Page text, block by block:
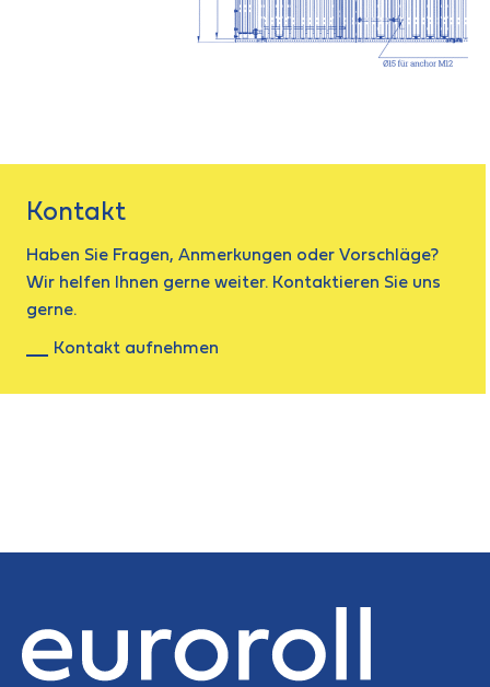
Kontakt
Haben Sie Fragen, Anmerkungen oder Vorschläge?
Wir helfen Ihnen gerne weiter. Kontaktieren Sie uns
gerne.
Kontakt aufnehmen